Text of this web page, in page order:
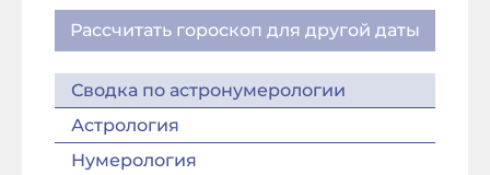
Рассчитать гороскоп для другой даты
Сводка по астронумерологии
Астрология
Нумерология